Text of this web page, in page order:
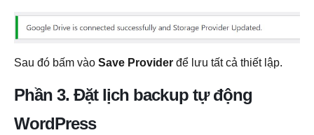
Sau đó bấm vào Save Provider để lưu tất cả thiết lập.
Phần 3. Đặt lịch backup tự động
WordPress